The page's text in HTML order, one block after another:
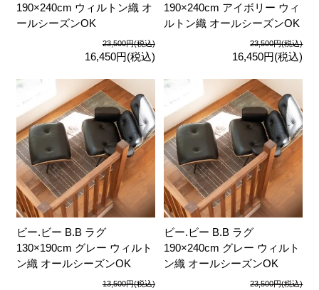
190×240cm ウィルトン織 オ
ールシーズンOK
23,500円(税込)
16,450円(税込)
190×240cm アイボリー ウィ
ルトン織 オールシーズンOK
23,500円(税込)
16,450円(税込)
ビー.ビー B.B ラグ
130×190cm グレー ウィルト
ン織 オールシーズンOK
13,500円(税込)
ビー.ビー B.B ラグ
190×240cm グレー ウィルト
ン織 オールシーズンOK
23,500円(税込)